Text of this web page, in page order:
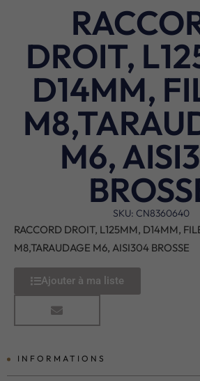
DROIT,
D14MM,
M6,
SKU: CN8360640
RACCORD DROIT, L125MM, D14MM,
M8,TARAUDAGE M6, AISI304 BROSSE
Ajouter à ma liste
INFORMATIONS